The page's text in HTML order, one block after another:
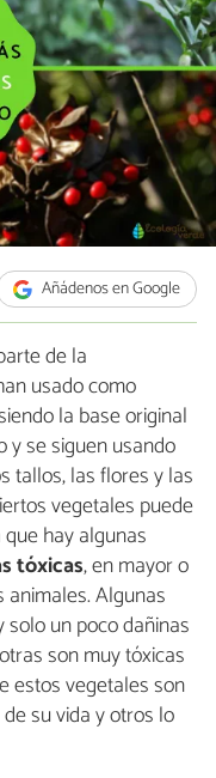
Añádenos en Google
de la
usado como
la base original
y se siguen usando
tallos, las flores y las
vegetales puede
hay algunas
tóxicas, en mayor o
Algunas
un poco dañinas
son muy tóxicas
estos vegetales son
su vida y otros lo